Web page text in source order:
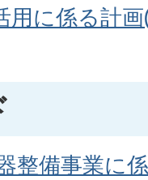
用に係る計
整備事業に